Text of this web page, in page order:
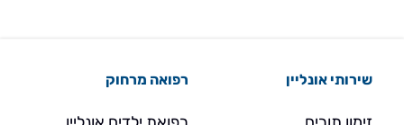
שירותי אונליין רפואה מרחוק